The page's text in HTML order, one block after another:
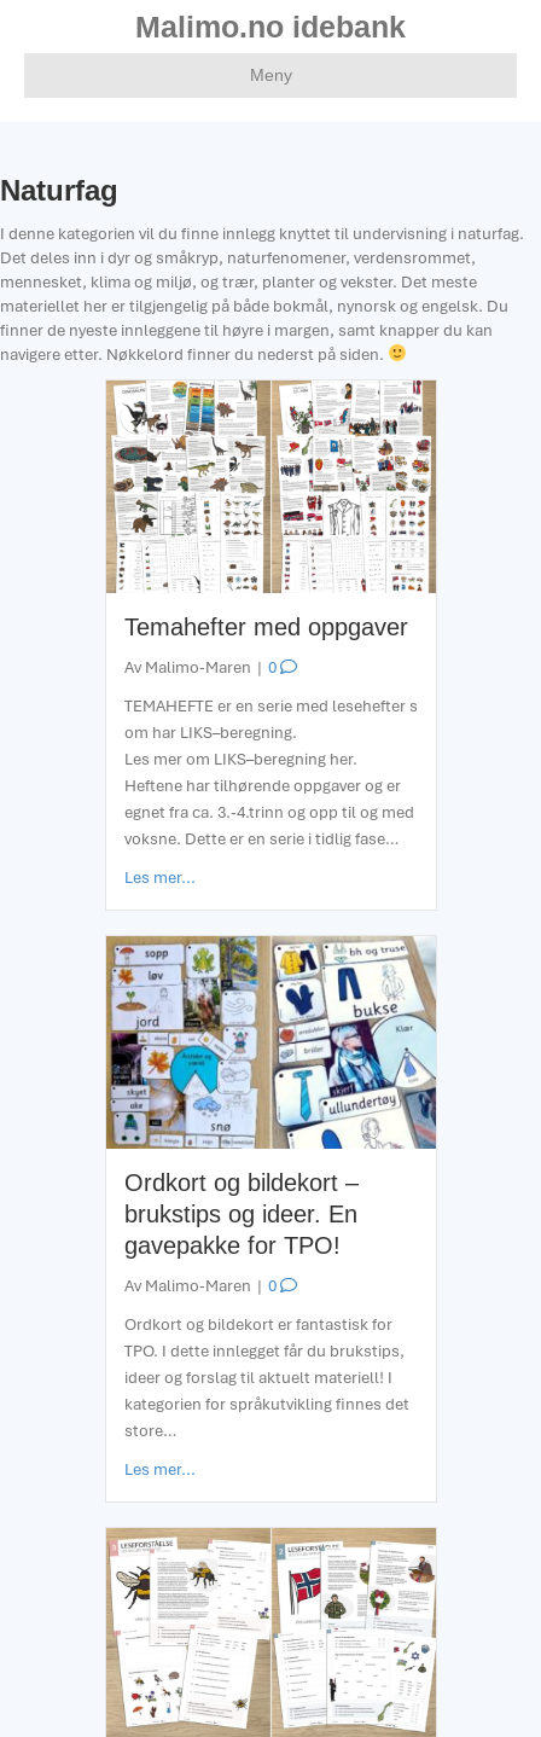
Malimo.no idebank
Meny
Naturfag
I denne kategorien vil du finne innlegg knyttet til undervisning i naturfag.
Det deles inn i dyr og småkryp, naturfenomener, verdensrommet,
mennesket, klima og miljø, og trær, planter og vekster. Det meste
materiellet her er tilgjengelig på både bokmål, nynorsk og engelsk. Du
finner de nyeste innleggene til høyre i margen, samt knapper du kan
navigere etter. Nøkkelord finner du nederst på siden.
Temahefter med oppgaver
Av Malimo-Maren | 0
TEMAHEFTE er en serie med lesehefter s
om har LIKS–beregning.
Les mer om LIKS–beregning her.
Heftene har tilhørende oppgaver og er
egnet fra ca. 3.-4.trinn og opp til og med
voksne. Dette er en serie i tidlig fase…
Les mer...about Temahefter med oppgaver
Ordkort og bildekort –
brukstips og ideer. En
gavepakke for TPO!
Av Malimo-Maren | 0
Ordkort og bildekort er fantastisk for
TPO. I dette innlegget får du brukstips,
ideer og forslag til aktuelt materiell! I
kategorien for språkutvikling finnes det
store…
Les mer...about Ordkort og bildekort – brukstips og ideer.